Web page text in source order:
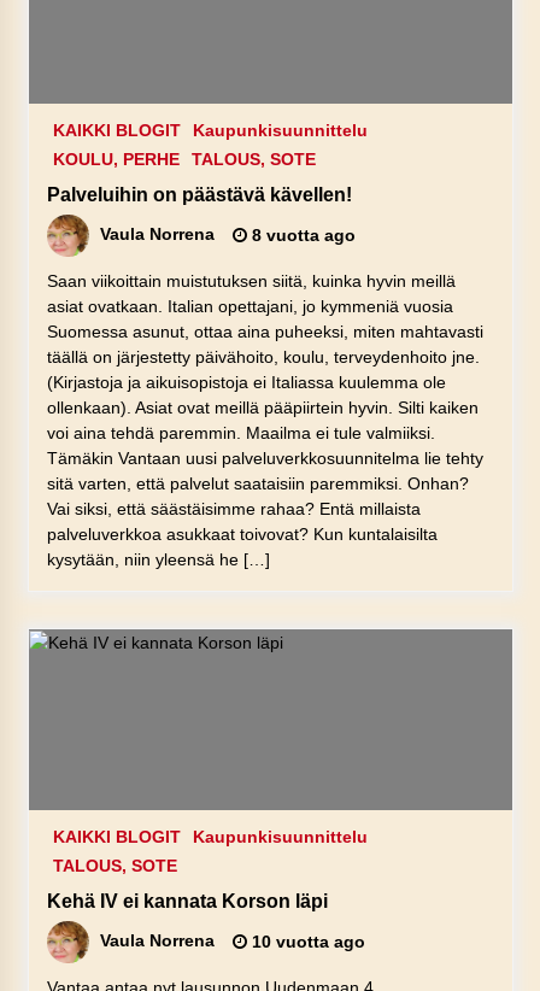
KAIKKI BLOGIT
Kaupunkisuunnittelu
KOULU, PERHE
TALOUS, SOTE
Palveluihin on päästävä kävellen!
Vaula Norrena 8 vuotta ago
Saan viikoittain muistutuksen siitä, kuinka hyvin meillä
asiat ovatkaan. Italian opettajani, jo kymmeniä vuosia
Suomessa asunut, ottaa aina puheeksi, miten mahtavasti
täällä on järjestetty päivähoito, koulu, terveydenhoito jne.
(Kirjastoja ja aikuisopistoja ei Italiassa kuulemma ole
ollenkaan). Asiat ovat meillä pääpiirtein hyvin. Silti kaiken
voi aina tehdä paremmin. Maailma ei tule valmiiksi.
Tämäkin Vantaan uusi palveluverkkosuunnitelma lie tehty
sitä varten, että palvelut saataisiin paremmiksi. Onhan?
Vai siksi, että säästäisimme rahaa? Entä millaista
palveluverkkoa asukkaat toivovat? Kun kuntalaisilta
kysytään, niin yleensä he […]
KAIKKI BLOGIT
Kaupunkisuunnittelu
TALOUS, SOTE
Kehä IV ei kannata Korson läpi
Vaula Norrena 10 vuotta ago